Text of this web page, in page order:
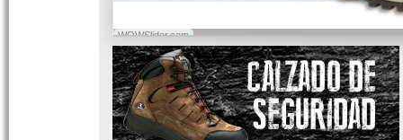
WOWSlider.com